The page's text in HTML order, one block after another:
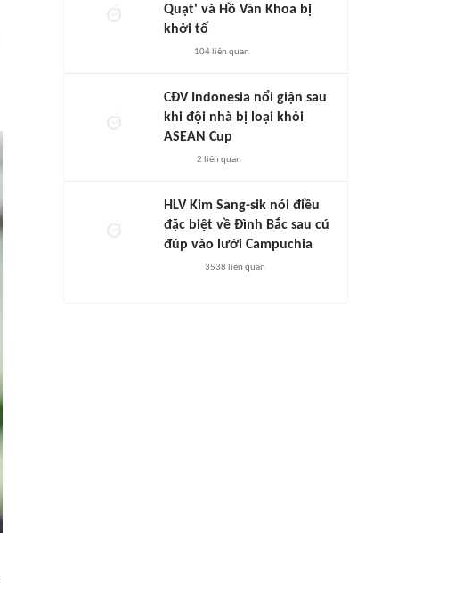
Quạt' và Hồ Văn Khoa bị
khởi tố
104liên quan
CĐV Indonesia nổi giận sau
khi đội nhà bị loại khỏi
ASEAN Cup
2 liên quan
HLV Kim Sang-sik nói điều
đặc biệt về Đình Bắc sau cú
đúp vào lưới Campuchia
3538 liên quan